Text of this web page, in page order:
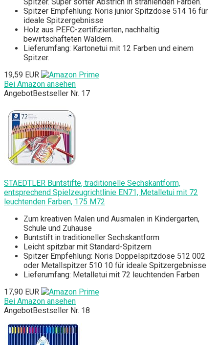
Spitzer Empfehlung: Noris junior Spitzdose 514 16 für
ideale Spitzergebnisse
Holz aus PEFC-zertifizierten, nachhaltig
bewirtschafteten Wäldern.
Lieferumfang: Kartonetui mit 12 Farben und einem
Spitzer.
19,59 EUR
Bei Amazon ansehen
AngebotBestseller Nr. 17
STAEDTLER Buntstifte, traditionelle Sechskantform,
entsprechend Spielzeugrichtlinie EN71, Metalletui mit 72
leuchtenden Farben, 175 M72
Zum kreativen Malen und Ausmalen in Kindergarten,
Schule und Zuhause
Buntstift in traditioneller Sechskantform
Leicht spitzbar mit Standard-Spitzern
Spitzer Empfehlung: Noris Doppelspitzdose 512 002
oder Metallspitzer 510 10 für ideale Spitzergebnisse
Lieferumfang: Metalletui mit 72 leuchtenden Farben
17,90 EUR
Bei Amazon ansehen
AngebotBestseller Nr. 18